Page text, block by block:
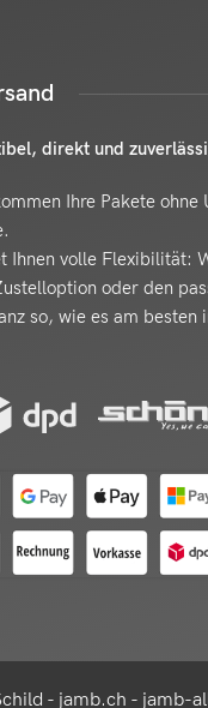
direkt und
Ihre Pakete ohne
Ihnen volle Flexibilität:
oder den
so, wie es am besten
- jamb.ch - jamb-